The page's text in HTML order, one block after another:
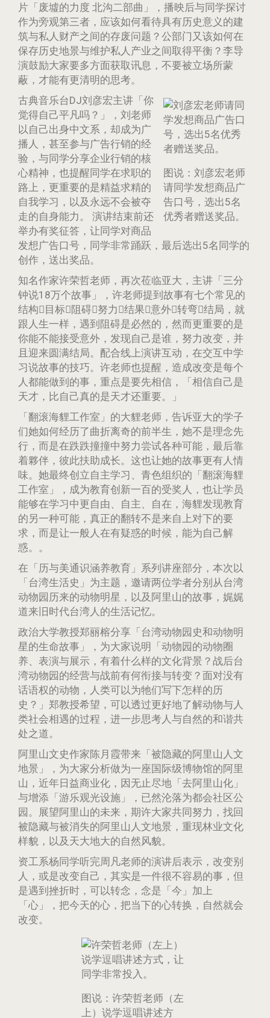
片「废墟的力度 北沟二部曲」，播映后与同学探讨
作为旁观第三者，应该如何看待具有历史意义的建
筑与私人财产之间的存废问题？公部门又该如何在
保存历史地景与维护私人产业之间取得平衡？李导
演鼓励大家要多方面获取讯息，不要被立场所蒙
蔽，才能有更清明的思考。
图说：刘彦宏老师
请同学发想商品广
告口号，选出5名
优秀者赠送奖品。
古典音乐台DJ刘彦宏主讲「你
觉得自己平凡吗？」，刘老师
以自己出身中文系，却成为广
播人，甚至参与广告行销的经
验，与同学分享企业行销的核
心精神，也提醒同学在求职的
路上，更重要的是精益求精的
自我学习，以及永远不会被夺
走的自身能力。 演讲结束前还
举办有奖征答，让同学对商品
发想广告口号，同学非常踊跃，最后选出5名同学的
创作，送出奖品。
知名作家许荣哲老师，再次莅临亚大，主讲「三分
钟说18万个故事」，许老师提到故事有七个常见的
结构目标阻碍努力结果意外转弯结局，就
跟人生一样，遇到阻碍是必然的，然而更重要的是
你能不能接受意外，发现自己是谁，努力改变，并
且迎来圆满结局。配合线上演讲互动，在交互中学
习说故事的技巧。许老师也提醒，造成改变是每个
人都能做到的事，重点是要先相信，「相信自己是
天才，比自己真的是天才还重要。」
「翻滚海貍工作室」的大貍老师，告诉亚大的学子
们她如何经历了曲折离奇的前半生，她不是理念先
行，而是在跌跌撞撞中努力尝试各种可能，最后靠
着夥伴，彼此扶助成长。这也让她的故事更有人情
味。她最终创立自主学习、青色组织的「翻滚海貍
工作室」，成为教育创新一百的受奖人，也让学员
能够在学习中更自由、自主、自在，海貍发现教育
的另一种可能，真正的翻转不是来自上对下的要
求，而是让一般人在有疑惑的时候，能为自己解
惑。。
在「历与美通识涵养教育」系列讲座部分，本次以
「台湾生活史」为主题，邀请两位学者分别从台湾
动物园历来的动物明星，以及阿里山的故事，娓娓
道来旧时代台湾人的生活记忆。
政治大学教授郑丽榕分享「台湾动物园史和动物明
星的生命故事」，为大家说明「动物园的动物圈
养、表演与展示，有着什么样的文化背景？战后台
湾动物园的经营与战前有何衔接与转变？面对没有
话语权的动物，人类可以为牠们写下怎样的历
史？」郑教授希望，可以透过更好地了解动物与人
类社会相遇的过程，进一步思考人与自然的和谐共
处之道。
阿里山文史作家陈月霞带来「被隐藏的阿里山人文
地景」，为大家分析做为一座国际级博物馆的阿里
山，近年日益商业化，因无止尽地「去阿里山化」
与增添「游乐观光设施」，已然沦落为都会社区公
园。展望阿里山的未来，期许大家共同努力，找回
被隐藏与被消失的阿里山人文地景，重现林业文化
样貌，以及天大地大的自然风貌。
资工系杨同学听完周凡老师的演讲后表示，改变别
人，或是改变自己，其实是一件很不容易的事，但
是遇到挫折时，可以转念，念是「今」加上
「心」，把今天的心，把当下的心转换，自然就会
改变。
图说：许荣哲老师（左
上）说学逗唱讲述方